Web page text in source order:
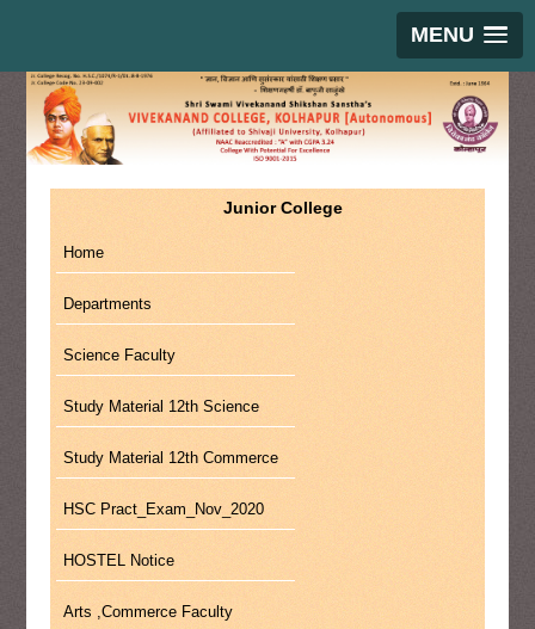
MENU
Junior College
Home
Departments
Science Faculty
Study Material 12th Science
Study Material 12th Commerce
HSC Pract_Exam_Nov_2020
HOSTEL Notice
Arts ,Commerce Faculty